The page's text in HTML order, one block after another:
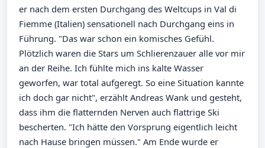
er nach dem ersten Durchgang des Weltcups in Val di
Fiemme (Italien) sensationell nach Durchgang eins in
Führung. "Das war schon ein komisches Gefühl.
Plötzlich waren die Stars um Schlierenzauer alle vor mir
an der Reihe. Ich fühlte mich ins kalte Wasser
geworfen, war total aufgeregt. So eine Situation kannte
ich doch gar nicht", erzählt Andreas Wank und gesteht,
dass ihm die flatternden Nerven auch flattrige Ski
bescherten. "Ich hätte den Vorsprung eigentlich leicht
nach Hause bringen müssen." Am Ende wurde er